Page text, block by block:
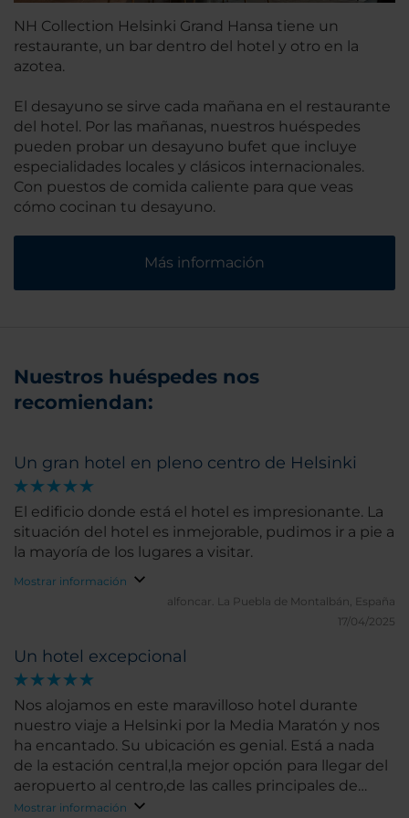
NH Collection Helsinki Grand Hansa tiene un
restaurante, un bar dentro del hotel y otro en la
azotea.
El desayuno se sirve cada mañana en el restaurante
del hotel. Por las mañanas, nuestros huéspedes
pueden probar un desayuno bufet que incluye
especialidades locales y clásicos internacionales.
Con puestos de comida caliente para que veas
cómo cocinan tu desayuno.
Más información
Nuestros huéspedes nos
recomiendan:
Un gran hotel en pleno centro de Helsinki
El edificio donde está el hotel es impresionante. La
situación del hotel es inmejorable, pudimos ir a pie a
la mayoría de los lugares a visitar.
Mostrar información
alfoncar.
La Puebla de Montalbán, España
17/04/2025
Un hotel excepcional
Nos alojamos en este maravilloso hotel durante
nuestro viaje a Helsinki por la Media Maratón y nos
ha encantado. Su ubicación es genial. Está a nada
de la estación central,la mejor opción para llegar del
aeropuerto al centro,de las calles principales de
tiendas y a un agradable paseo de la catedral o la
Mostrar información